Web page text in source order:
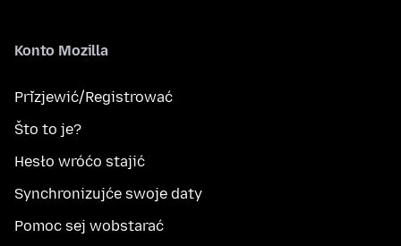
Konto Mozilla
Přizjewić/Registrować
Što to je?
Hesło wróćo stajić
Synchronizujće swoje daty
Pomoc sej wobstarać